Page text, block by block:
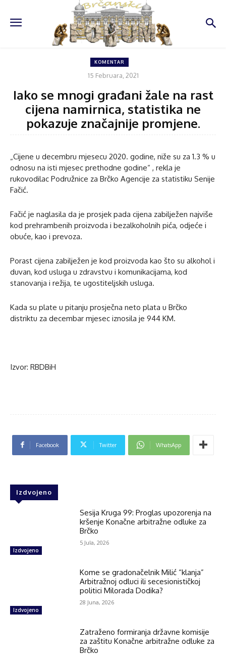
KOMENTAR
15 Februara, 2021
Iako se mnogi građani žale na rast
cijena namirnica, statistika ne
pokazuje značajnije promjene.
„Cijene u decembru mjesecu 2020. godine, niže su za 1.3 % u
odnosu na isti mjesec prethodne godine“ , rekla je
rukovodilac Podružnice za Brčko Agencije za statistiku Senije
Fačić.
Fačić je naglasila da je prosjek pada cijena zabilježen najviše
kod prehrambenih proizvoda i bezalkoholnih pića, odjeće i
obuće, kao i prevoza.
Porast cijena zabilježen je kod proizvoda kao što su alkohol i
duvan, kod usluga u zdravstvu i komunikacijama, kod
stanovanja i režija, te ugostiteljskih usluga.
Kada su plate u pitanju prosječna neto plata u Brčko
distriktu za decembar mjesec iznosila je 944 KM.
Izvor: RBDBiH
Facebook Twitter WhatsApp
Izdvojeno
Izdvojeno
Sesija Kruga 99: Proglas upozorenja na
kršenje Konačne arbitražne odluke za
Brčko
5 Jula, 2026
Izdvojeno
Kome se gradonačelnik Milić “klanja”
Arbitražnoj odluci ili secesionističkoj
politici Milorada Dodika?
28 Juna, 2026
Zatraženo formiranja državne komisije
za zaštitu Konačne arbitražne odluke za
Brčko